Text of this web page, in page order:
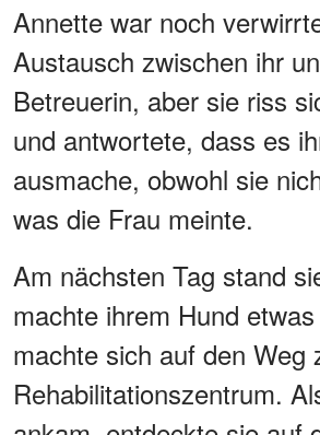
Annette war noch
Austausch zwischen ihr
Betreuerin, aber sie riss
und antwortete, dass es
ausmache, obwohl sie
was die Frau meinte.
Am nächsten Tag stand
machte ihrem Hund
machte sich auf den Weg
Rehabilitationszentrum.